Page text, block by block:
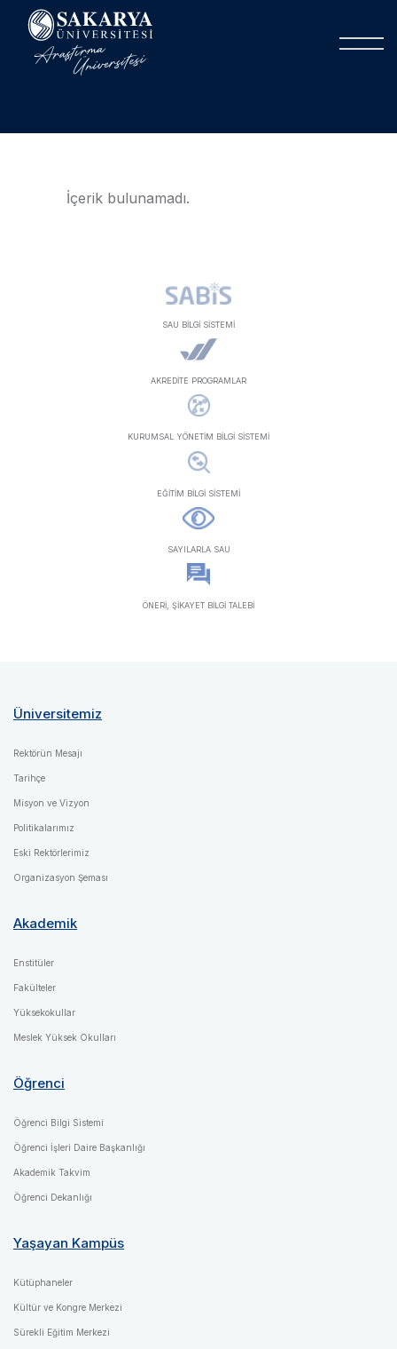
İçerik bulunamadı.
SAU BİLGİ SİSTEMİ
AKREDİTE PROGRAMLAR
KURUMSAL YÖNETİM BİLGİ SİSTEMİ
EĞİTİM BİLGİ SİSTEMİ
SAYILARLA SAU
ÖNERİ, ŞİKAYET BİLGİ TALEBİ
Üniversitemiz
Rektörün Mesajı
Tarihçe
Misyon ve Vizyon
Politikalarımız
Eski Rektörlerimiz
Organizasyon Şeması
Akademik
Enstitüler
Fakülteler
Yüksekokullar
Meslek Yüksek Okulları
Öğrenci
Öğrenci Bilgi Sistemi
Öğrenci İşleri Daire Başkanlığı
Akademik Takvim
Öğrenci Dekanlığı
Yaşayan Kampüs
Kütüphaneler
Kültür ve Kongre Merkezi
Sürekli Eğitim Merkezi